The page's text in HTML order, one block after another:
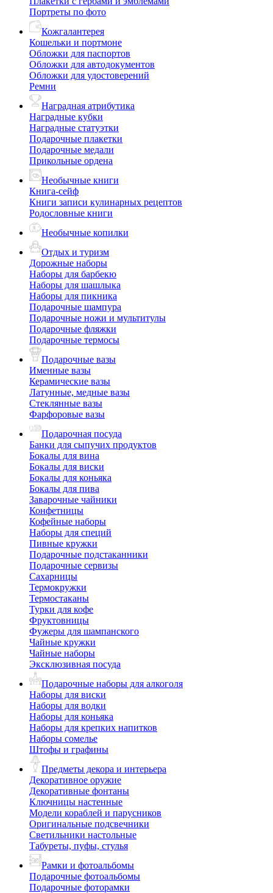
Портреты по фото
Кожгалантерея
Кошельки и портмоне
Обложки для паспортов
Обложки для автодокументов
Обложки для удостоверений
Ремни
Наградная атрибутика
Наградные кубки
Наградные статуэтки
Подарочные плакетки
Подарочные медали
Прикольные ордена
Необычные книги
Книга-сейф
Книги записи кулинарных рецептов
Родословные книги
Необычные копилки
Отдых и туризм
Дорожные наборы
Наборы для барбекю
Наборы для шашлыка
Наборы для пикника
Подарочные шампура
Подарочные ножи и мультитулы
Подарочные фляжки
Подарочные термосы
Подарочные вазы
Именные вазы
Керамические вазы
Латунные, медные вазы
Стеклянные вазы
Фарфоровые вазы
Подарочная посуда
Банки для сыпучих продуктов
Бокалы для вина
Бокалы для виски
Бокалы для коньяка
Бокалы для пива
Заварочные чайники
Конфетницы
Кофейные наборы
Наборы для специй
Пивные кружки
Подарочные подстаканники
Подарочные сервизы
Сахарницы
Термокружки
Термостаканы
Турки для кофе
Фруктовницы
Фужеры для шампанского
Чайные кружки
Чайные наборы
Эксклюзивная посуда
Подарочные наборы для алкоголя
Наборы для виски
Наборы для водки
Наборы для коньяка
Наборы для крепких напитков
Наборы сомелье
Штофы и графины
Предметы декора и интерьера
Декоративное оружие
Декоративные фонтаны
Ключницы настенные
Модели кораблей и парусников
Оригинальные подсвечники
Светильники настольные
Табуреты, пуфы, стулья
Рамки и фотоальбомы
Подарочные фотоальбомы
Подарочные фоторамки